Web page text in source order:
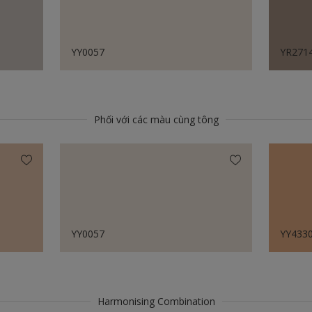
YY0057
Phối với các màu cùng tông
YY0057
Harmonising Combination